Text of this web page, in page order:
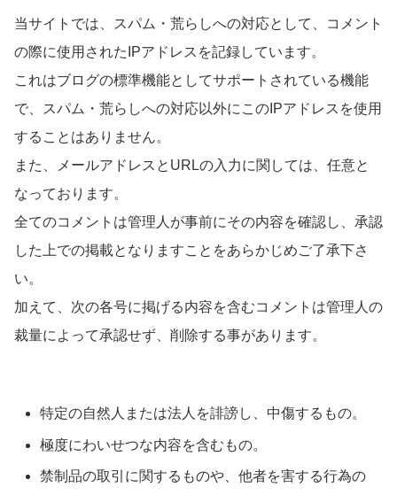
当サイトでは、スパム・荒らしへの対応として、コメント
の際に使用されたIPアドレスを記録しています。
これはブログの標準機能としてサポートされている機能
で、スパム・荒らしへの対応以外にこのIPアドレスを使用
することはありません。
また、メールアドレスとURLの入力に関しては、任意と
なっております。
全てのコメントは管理人が事前にその内容を確認し、承認
した上での掲載となりますことをあらかじめご了承下さ
い。
加えて、次の各号に掲げる内容を含むコメントは管理人の
裁量によって承認せず、削除する事があります。
特定の自然人または法人を誹謗し、中傷するもの。
極度にわいせつな内容を含むもの。
禁制品の取引に関するものや、他者を害する行為の